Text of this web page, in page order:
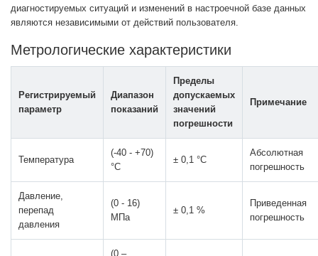
диагностируемых ситуаций и изменений в настроечной базе данных
являются независимыми от действий пользователя.
Метрологические характеристики
Регистрируемый
параметр
Диапазон
показаний
Пределы
допускаемых
значений
погрешности
Примечание
Температура
(-40 - +70)
°С
± 0,1 °С
Абсолютная
погрешность
Давление,
перепад
давления
(0 - 16)
МПа
± 0,1 %
Приведенная
погрешность
(0 –